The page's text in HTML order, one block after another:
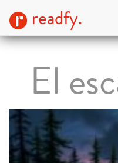
readfy.
El